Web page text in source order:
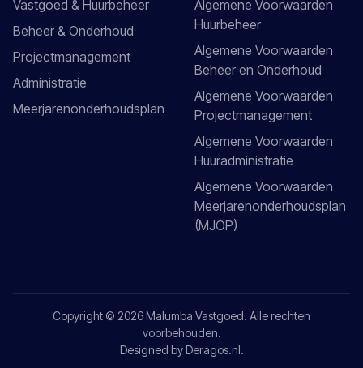
Vastgoed & Huurbeheer
Beheer & Onderhoud
Projectmanagement
Administratie
Meerjarenonderhoudsplan
Algemene Voorwaarden
Huurbeheer
Algemene Voorwaarden
Beheer en Onderhoud
Algemene Voorwaarden
Projectmanagement
Algemene Voorwaarden
Huuradministratie
Algemene Voorwaarden
Meerjarenonderhoudsplan
(MJOP)
Copyright © 2026 Malumba Vastgoed. Alle rechten
voorbehouden.
Designed byDeragos.nl.